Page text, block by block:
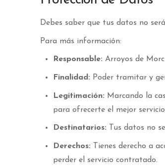
Debes saber que tus datos no
Para más información:
Responsable: Arroyos de
Finalidad: Poder tramitar y
Legitimación: Marcando la
para ofrecerte el mejor
Destinatarios: Tus datos no
Derechos: Tienes derecho a
perder el servicio contratado.